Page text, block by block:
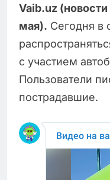
Vaib.uz (новости
мая). Сегодня в
с участием
Пользователи
пострадавшие.